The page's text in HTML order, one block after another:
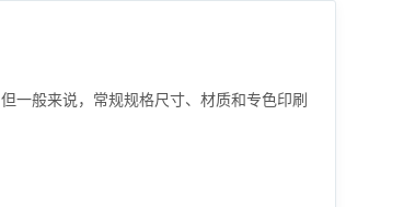
一般来说，常规规格尺寸、材质和专色印刷